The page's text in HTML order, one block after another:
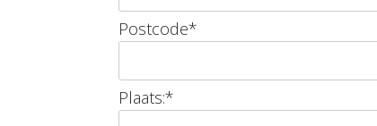
Postcode*
Plaats:*